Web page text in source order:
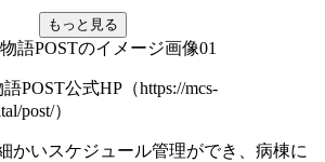
もっと見る
POST公式HP（https://mcs-
post/）
かいスケジュール管理ができ、病棟に